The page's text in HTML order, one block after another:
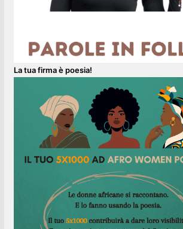
La tua firma è poesia!